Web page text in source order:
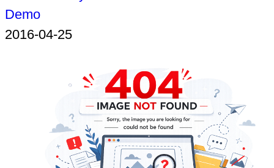
Demo
2016-04-25